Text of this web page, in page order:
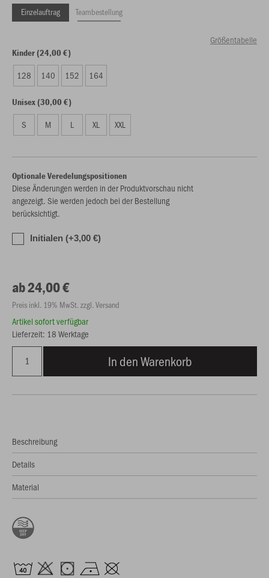
Einzelauftrag Teambestellung
Größentabelle
Kinder (24,00 €)
128 140 152 164
Unisex (30,00 €)
S M L XL XXL
Optionale Veredelungspositionen
Diese Änderungen werden in der Produktvorschau nicht
angezeigt. Sie werden jedoch bei der Bestellung
berücksichtigt.
Initialen (+3,00 €)
ab 24,00 €
Preis inkl. 19% MwSt. zzgl. Versand
Artikel sofort verfügbar
Lieferzeit: 18 Werktage
In den Warenkorb
Beschreibung
Details
Material